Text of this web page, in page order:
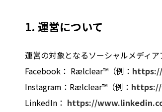
1. 運営について
運営の対象となるソーシャルメディア
Facebook： Rælclear™（例：
Instagram：Rælclear™（例：
LinkedIn： https://